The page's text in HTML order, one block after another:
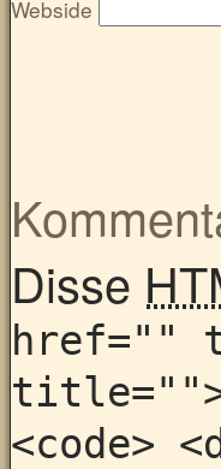
Webside
Disse
href=""
title="">
<code>